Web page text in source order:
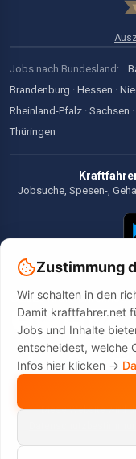
Jobs nach Bundesland:
Brandenburg · Hessen ·
Rheinland-Pfalz · Sachsen ·
Thüringen
Jobsuche, Spesen-,
©2026 Kraftfahrer.net.
Diese Website wird
Zustimmung
Wir schalten in den
Damit kraftfahrer.net
Jobs und Inhalte
entscheidest, welche
Infos hier klicken ->